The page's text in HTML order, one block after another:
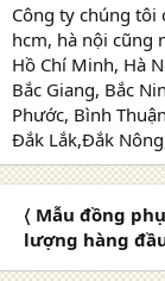
Công ty chúng tôi
hcm, hà nội cũng
Hồ Chí Minh, Hà
Bắc Giang, Bắc
Phước, Bình
Đắk Lắk,Đắk
〈 Mẫu đồng
lượng hàng